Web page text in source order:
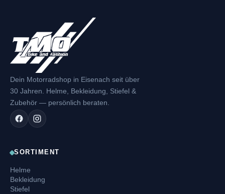
Dein Motorradshop in Eisenach seit über
30 Jahren. Helme, Bekleidung, Stiefel &
Zubehör — persönlich beraten.
SORTIMENT
Helme
Bekleidung
Stiefel